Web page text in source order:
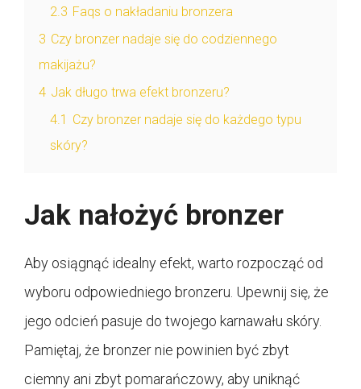
2.3 Faqs o nakładaniu bronzera
3 Czy bronzer nadaje się do codziennego
makijażu?
4 Jak długo trwa efekt bronzeru?
4.1 Czy bronzer nadaje się do każdego typu
skóry?
Jak nałożyć bronzer
Aby osiągnąć idealny efekt, warto rozpocząć od
wyboru odpowiedniego bronzeru. Upewnij się, że
jego odcień pasuje do twojego karnawału skóry.
Pamiętaj, że bronzer nie powinien być zbyt
ciemny ani zbyt pomarańczowy, aby uniknąć